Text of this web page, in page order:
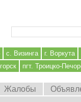
с. Визинга
г. Воркута
пгт. Троицко-
Жалобы